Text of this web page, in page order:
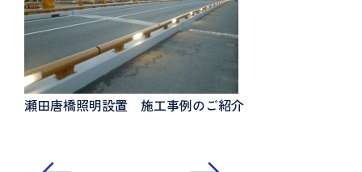
瀬田唐橋照明設置 施工事例のご紹介